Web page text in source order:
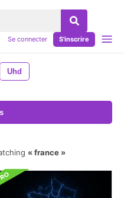
Se connecter S'inscrire
Uhd
france